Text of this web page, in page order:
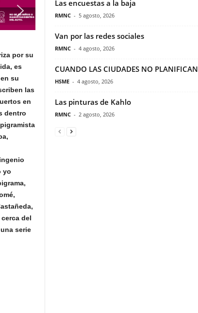
por su
es
su
las
en
dentro
yo
del
serie
Las encuestas a la baja
RMNC - 5 agosto, 2026
Van por las redes sociales
RMNC - 4 agosto, 2026
CUANDO LAS CIUDADES NO PLANIFICAN
HSME - 4 agosto, 2026
Las pinturas de Kahlo
RMNC - 2 agosto, 2026